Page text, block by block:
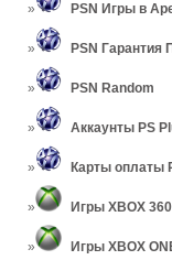
PSN Игры в
PSN Гарантия
PSN Random
Аккаунты PS
Карты оплаты
Игры XBOX 360
Игры XBOX